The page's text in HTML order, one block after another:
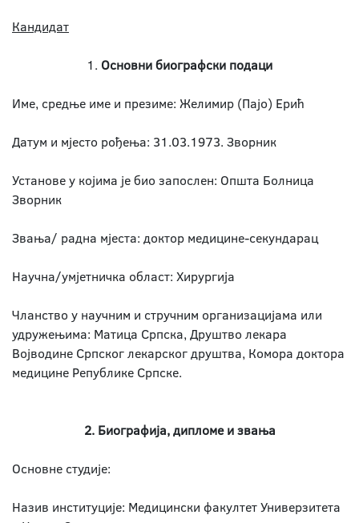
Кандидат
1. Основни биографски подаци
Име, средње име и презиме: Желимир (Пајо) Ерић
Датум и мјесто рођења: 31.03.1973. Зворник
Установе у којима је био запослен: Општа Болница
Зворник
Звања/ радна мјеста: доктор медицине-секундарац
Научна/умјетничка област: Хирургија
Чланство у научним и стручним организацијама или
удружењима: Матица Српска, Друштво лекара
Војводине Српског лекарског друштва, Комора доктора
медицине Републике Српске.
2. Биографија, дипломе и звања
Основне студије:
Назив институције: Медицински факултет Универзитета